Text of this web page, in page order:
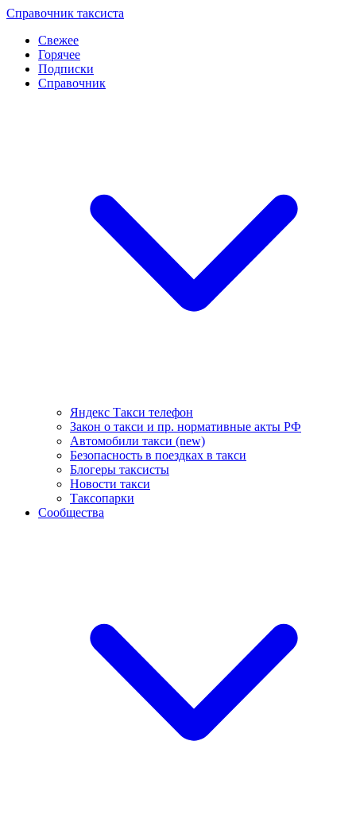
Перейти
контенту
Справочник таксиста
Свежее
Горячее
Подписки
Справочник
Яндекс Такси телефон
Закон о такси и пр. нормативные акты РФ
Автомобили такси (new)
Безопасность в поездках в такси
Блогеры таксисты
Новости такси
Таксопарки
Сообщества